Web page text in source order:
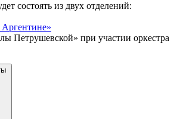
состоять из двух отделений:
Петрушевской» при участии оркестра